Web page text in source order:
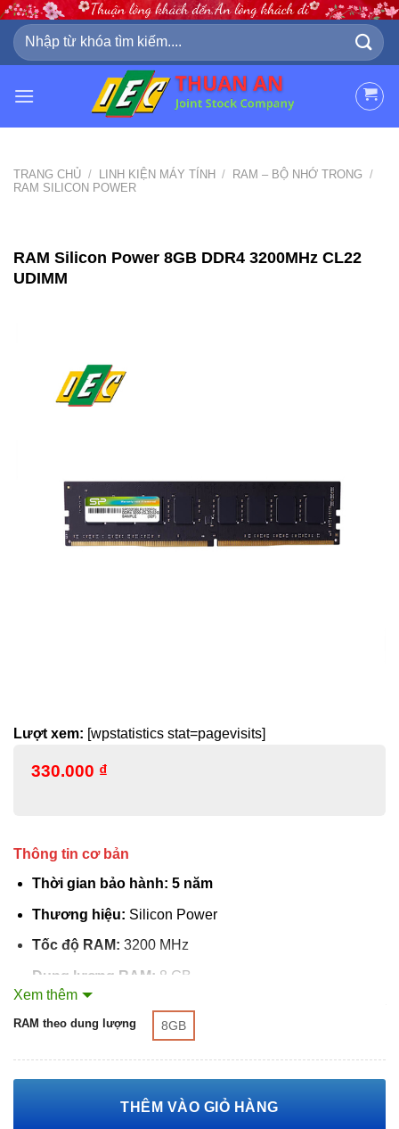
Skip
content
Tìm
kiếm:
TRANG CHỦ / LINH KIỆN MÁY TÍNH / RAM – BỘ NHỚ TRONG
/
RAM SILICON POWER
RAM Silicon Power 8GB DDR4 3200MHz CL22
UDIMM
Lượt xem: [wpstatistics stat=pagevisits]
330.000 ₫
Thông tin cơ bản
Thời gian bảo hành: 5 năm
Thương hiệu: Silicon Power
Tốc độ RAM: 3200 MHz
Dung lượng RAM: 8 GB
RAM Desktop – DDR4
Xem thêm
RAM theo dung lượng 8GB
THÊM VÀO GIỎ HÀNG